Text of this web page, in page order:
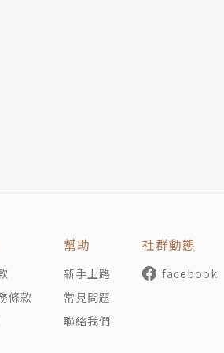
條款
幫助
新手上路
常見問題
聯絡我們
社群動態
facebook